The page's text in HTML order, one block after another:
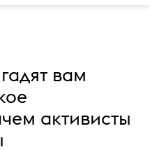
вам
активисты